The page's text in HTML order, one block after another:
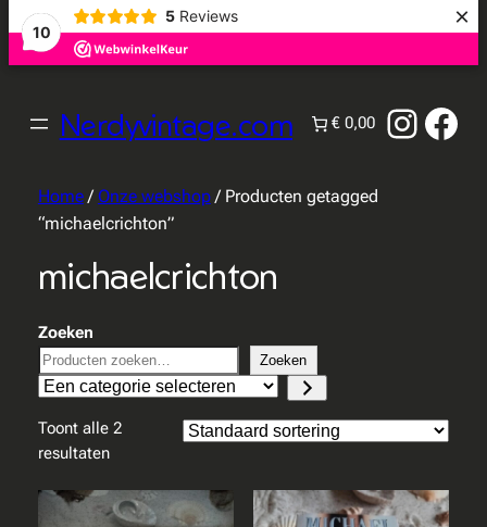
10
5 Reviews ×
Nerdyvintage.com € 0,00
Home/ Onze webshop/ Producten getagged
“michaelcrichton”
michaelcrichton
Zoeken
Zoeken
Een
selecteren
Toont alle 2
resultaten